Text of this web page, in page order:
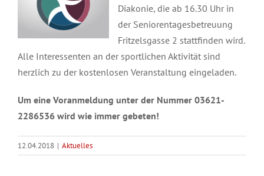
Diakonie, die ab 16.30 Uhr in
der Seniorentagesbetreuung
Fritzelsgasse 2 stattfinden wird.
Alle Interessenten an der sportlichen Aktivität sind
herzlich zu der kostenlosen Veranstaltung eingeladen.
Um eine Voranmeldung unter der Nummer 03621-
2286536 wird wie immer gebeten!
12.04.2018 | Aktuelles